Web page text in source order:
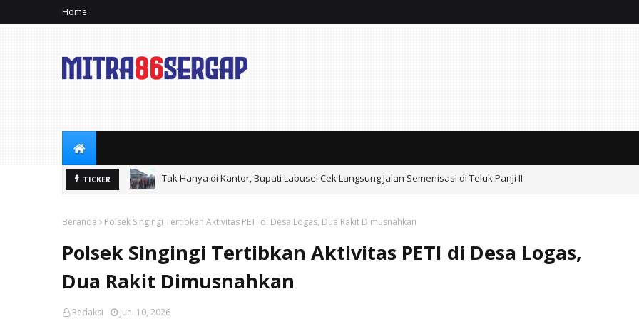
Home
TICKER
VIRAL, Diduga Galian C Ilegal Masih Beroperasi Bebas, Aparat Penegak Hukum Bungkam.
Beranda Polsek Singingi Tertibkan Aktivitas PETI di Desa Logas, Dua Rakit Dimusnahkan
Polsek Singingi Tertibkan Aktivitas PETI di Desa Logas,
Dua Rakit Dimusnahkan
Redaksi Juni 10, 2026